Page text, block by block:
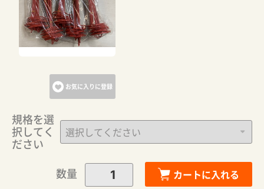
お気に入りに登録
規格を選
択してく
ださい
数量
カートに入れる